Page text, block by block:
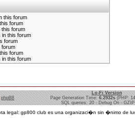
this forum
forum
this forum
in this forum
forum
forum
forum
in this forum
phpBB
Lo-Fi Version
Page Generation Time: 6.2932s (PHP:
SQL queries: 20 - Debug On -
legal: gp800 club es una organizaci�n sin �nimo de